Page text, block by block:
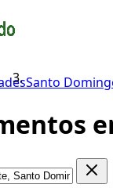
Santo